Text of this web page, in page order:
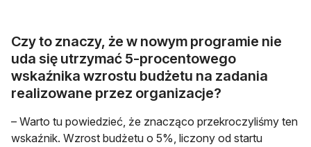
Czy to znaczy, że w nowym programie nie
uda się utrzymać 5-procentowego
wskaźnika wzrostu budżetu na zadania
realizowane przez organizacje?
– Warto tu powiedzieć, że znacząco przekroczyliśmy ten
wskaźnik. Wzrost budżetu o 5%, liczony od startu